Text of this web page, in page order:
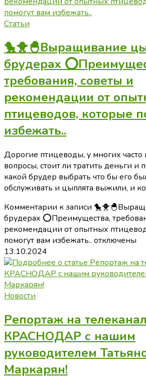
Статьи
🐤🐥🐣Выращивание
брудерах
требования, советы и
рекомендации от
птицеводов, которые
избежать..
Дорогие птицеводы, у многих часто
вопросы, стоит ли тратить деньги и
какой брудер выбрать что бы его
обслуживать и цыплята выжили, и
Комментарии к записи
брудерах ⭕Преимущества,
рекомендации от опытных
помогут вам избежать.. отключены
13.10.2024
Новости
Репортаж на
КРАСНОДАР с нашим
руководителем
Маркарян!